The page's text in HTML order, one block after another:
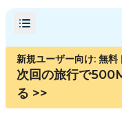
新規ユーザー向け: 無
次回の旅行で
る >>